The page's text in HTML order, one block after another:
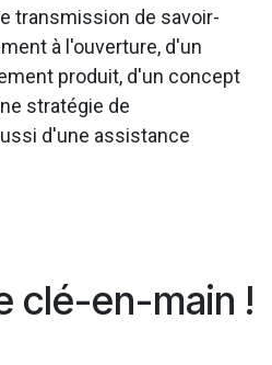
transmission de savoir-
à l'ouverture, d'un
produit, d'un concept
stratégie de
d'une assistance
clé-en-main !